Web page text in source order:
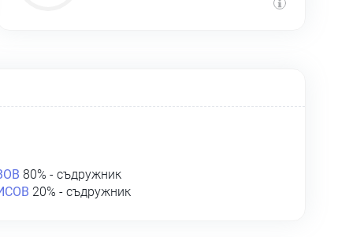
80% - съдружник
20% - съдружник